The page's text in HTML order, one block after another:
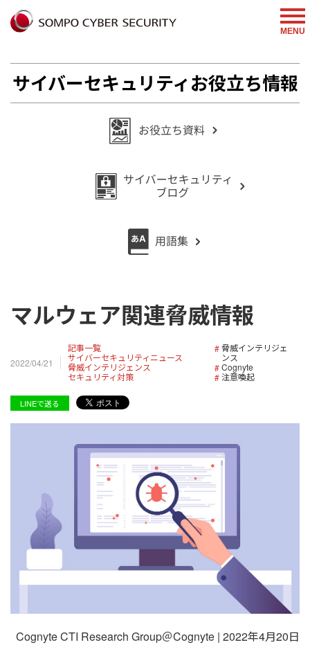
MENU
サイバーセキュリティお役立ち情報
マルウェア関連脅威情報
2022/04/21
記事一覧
サイバーセキュリティニュース
脅威インテリジェンス
セキュリティ対策
脅威インテリジェ
ンス
Cognyte
注意喚起
LINEで送る
Cognyte CTI Research Group＠Cognyte | 2022年4月20日